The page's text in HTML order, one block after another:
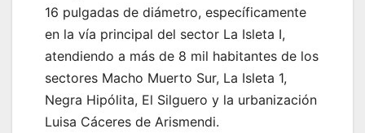
16 pulgadas de diámetro, específicamente
en la vía principal del sector La Isleta I,
atendiendo a más de 8 mil habitantes de los
sectores Macho Muerto Sur, La Isleta 1,
Negra Hipólita, El Silguero y la urbanización
Luisa Cáceres de Arismendi.